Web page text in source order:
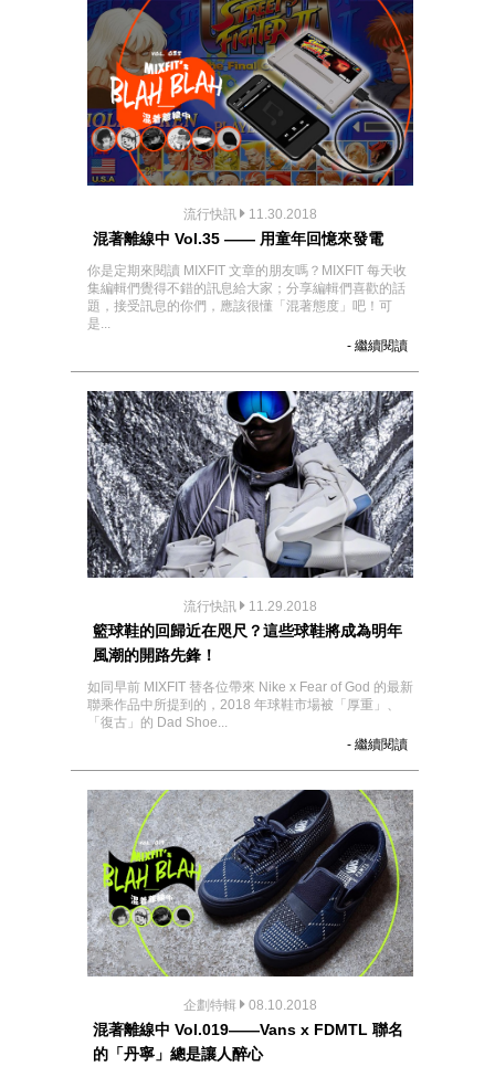
流行快訊 11.30.2018
混著離線中 Vol.35 —— 用童年回憶來發電
你是定期來閱讀 MIXFIT 文章的朋友嗎？MIXFIT 每天收
集編輯們覺得不錯的訊息給大家；分享編輯們喜歡的話
題，接受訊息的你們，應該很懂「混著態度」吧！可
是...
- 繼續閱讀
流行快訊 11.29.2018
籃球鞋的回歸近在咫尺？這些球鞋將成為明年
風潮的開路先鋒！
如同早前 MIXFIT 替各位帶來 Nike x Fear of God 的最新
聯乘作品中所提到的，2018 年球鞋市場被「厚重」、
「復古」的 Dad Shoe...
- 繼續閱讀
企劃特輯 08.10.2018
混著離線中 Vol.019——Vans x FDMTL 聯名
的「丹寧」總是讓人醉心